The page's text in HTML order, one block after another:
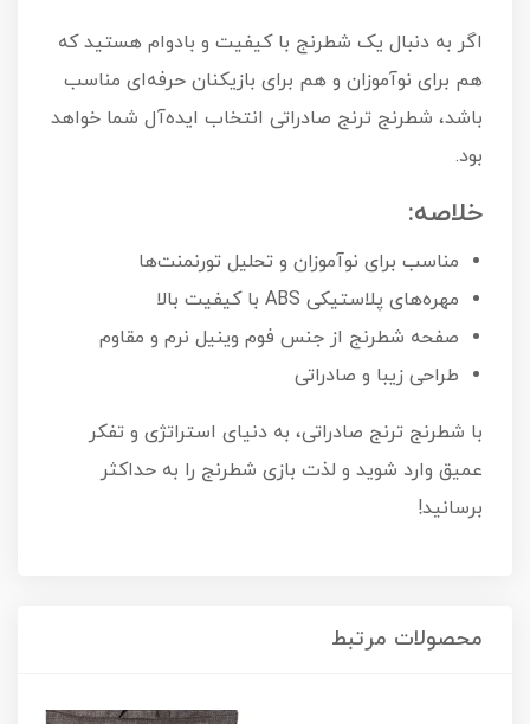
اگر به دنبال یک شطرنج با کیفیت و بادوام هستید که
هم برای نوآموزان و هم برای بازیکنان حرفه‌ای مناسب
باشد، شطرنج ترنج صادراتی انتخاب ایده‌آل شما خواهد
بود.
خلاصه:
مناسب برای نوآموزان و تحلیل تورنمنت‌ها
مهره‌های پلاستیکی ABS با کیفیت بالا
صفحه شطرنج از جنس فوم وینیل نرم و مقاوم
طراحی زیبا و صادراتی
با شطرنج ترنج صادراتی، به دنیای استراتژی و تفکر
عمیق وارد شوید و لذت بازی شطرنج را به حداکثر
برسانید!
محصولات مرتبط